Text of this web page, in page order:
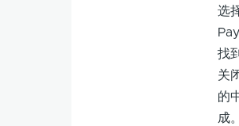
选
找
关
的
成